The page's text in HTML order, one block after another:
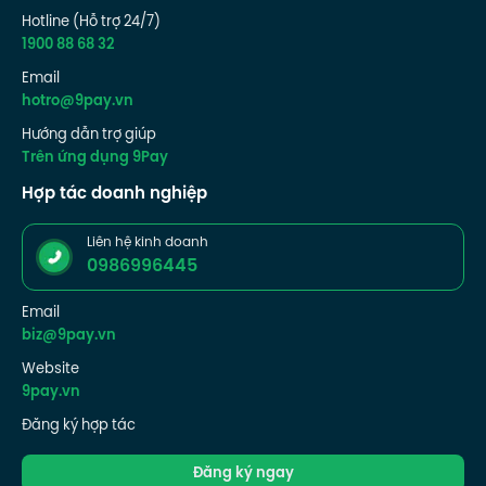
Hotline (Hỗ trợ 24/7)
1900 88 68 32
Email
hotro@9pay.vn
Hướng dẫn trợ giúp
Trên ứng dụng 9Pay
Hợp tác doanh nghiệp
Liên hệ kinh doanh
0986996445
Email
biz@9pay.vn
Website
9pay.vn
Đăng ký hợp tác
Đăng ký ngay